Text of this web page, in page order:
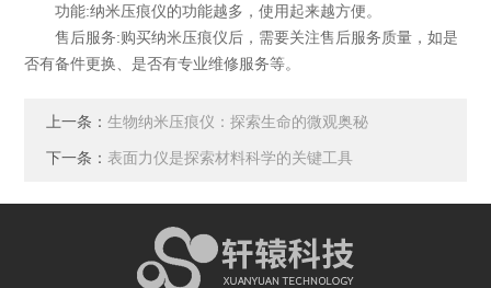
功能:纳米压痕仪的功能越多，使用起来越方便。
售后服务:购买纳米压痕仪后，需要关注售后服务质量，如是
否有备件更换、是否有专业维修服务等。
上一条：生物纳米压痕仪：探索生命的微观奥秘
下一条：表面力仪是探索材料科学的关键工具